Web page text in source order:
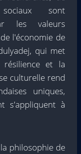
sont
les valeurs
l'économie de
qui met
et la
culturelle rend
uniques,
s'appliquent à
philosophie de